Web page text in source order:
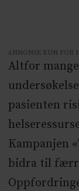
ANNONSE KUN FOR
Altfor
pasienten
Kampanjen
bidra til